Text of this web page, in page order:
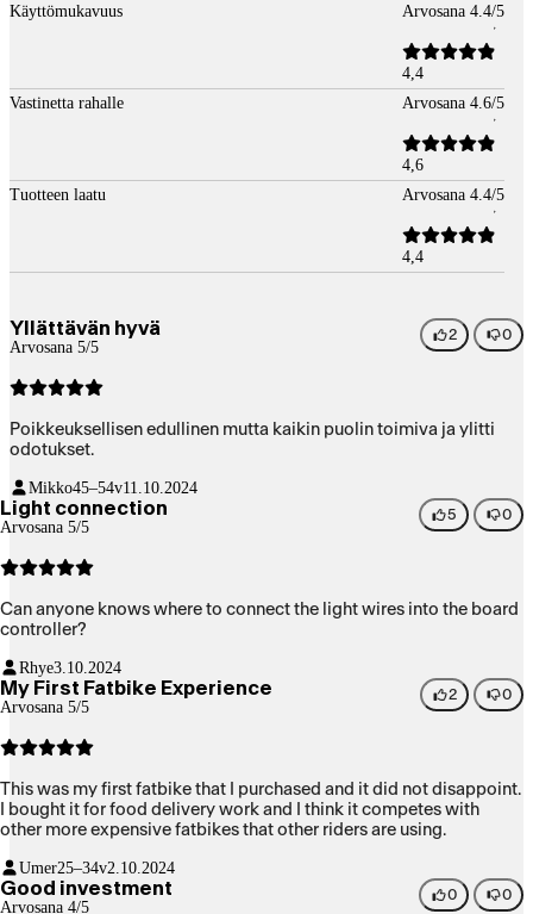
Käyttömukavuus Arvosana 4.4/5
4,4
Vastinetta rahalle
Arvosana 4.6/5
4,6
Tuotteen laatu
Arvosana 4.4/5
4,4
Yllättävän hyvä
Arvosana 5/5
2 0
Poikkeuksellisen edullinen mutta kaikin puolin toimiva ja ylitti
odotukset.
Mikko45–54v11.10.2024
Light connection
Arvosana 5/5
5 0
Can anyone knows where to connect the light wires into the board
controller?
Rhye3.10.2024
My First Fatbike Experience
Arvosana 5/5
2 0
This was my first fatbike that I purchased and it did not disappoint.
I bought it for food delivery work and I think it competes with
other more expensive fatbikes that other riders are using.
Umer25–34v2.10.2024
Good investment
Arvosana 4/5
0 0